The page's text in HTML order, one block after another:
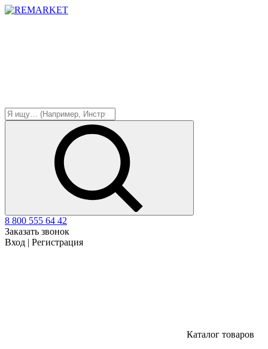
8 800 555 64 42
Заказать звонок
Вход | Регистрация
Каталог товаров